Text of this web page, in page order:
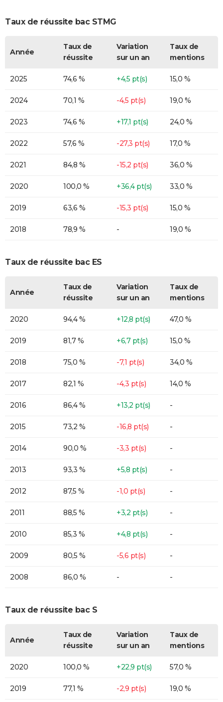
Taux de réussite bac STMG
Année
Taux de
réussite
Variation
sur un an
Taux de
mentions
2025 74,6 % +4,5 pt(s) 15,0 %
2024 70,1 % -4,5 pt(s) 19,0 %
2023 74,6 % +17,1 pt(s) 24,0 %
2022 57,6 % -27,3 pt(s) 17,0 %
2021 84,8 % -15,2 pt(s) 36,0 %
2020 100,0 % +36,4 pt(s) 33,0 %
2019 63,6 % -15,3 pt(s) 15,0 %
2018 78,9 % - 19,0 %
Taux de réussite bac ES
Année
Taux de
réussite
Variation
sur un an
Taux de
mentions
2020 94,4 % +12,8 pt(s) 47,0 %
2019 81,7 % +6,7 pt(s) 15,0 %
2018 75,0 % -7,1 pt(s) 34,0 %
2017 82,1 % -4,3 pt(s) 14,0 %
2016 86,4 % +13,2 pt(s) -
2015 73,2 % -16,8 pt(s) -
2014 90,0 % -3,3 pt(s) -
2013 93,3 % +5,8 pt(s) -
2012 87,5 % -1,0 pt(s) -
2011 88,5 % +3,2 pt(s) -
2010 85,3 % +4,8 pt(s) -
2009 80,5 % -5,6 pt(s) -
2008 86,0 % - -
Taux de réussite bac S
Année
Taux de
réussite
Variation
sur un an
Taux de
mentions
2020 100,0 % +22,9 pt(s) 57,0 %
2019 77,1 % -2,9 pt(s) 19,0 %